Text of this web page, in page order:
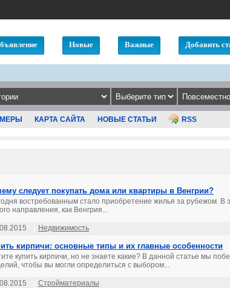
Новые Важные Добавить
КАРТА САЙТА НОВЫЕ СТАТЬИ RSS
следует покупать дома или квартиры в Венгрии?
востребованным стало приобретение жилья за рубежом. В
направления, как Венгрия...
Недвижимость
кирпичи: основные типы и их главные особенности
купить кирпичи, но не знаете какие? В данной статье мы
чтобы вы могли определиться с выбором...
Стройматериалы